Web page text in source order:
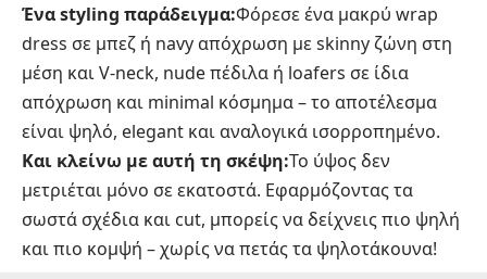
Ένα styling παράδειγμα:Φόρεσε ένα μακρύ wrap
dress σε μπεζ ή navy απόχρωση με skinny ζώνη στη
μέση και V-neck, nude πέδιλα ή loafers σε ίδια
απόχρωση και minimal κόσμημα – το αποτέλεσμα
είναι ψηλό, elegant και αναλογικά ισορροπημένο.
Και κλείνω με αυτή τη σκέψη:Το ύψος δεν
μετριέται μόνο σε εκατοστά. Εφαρμόζοντας τα
σωστά σχέδια και cut, μπορείς να δείχνεις πιο ψηλή
και πιο κομψή – χωρίς να πετάς τα ψηλοτάκουνα!